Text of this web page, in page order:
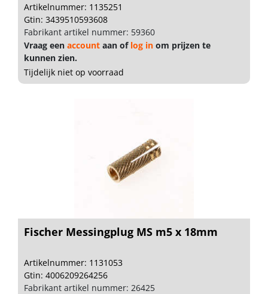
Artikelnummer: 1135251
Gtin: 3439510593608
Fabrikant artikel nummer: 59360
Vraag een account aan of log in om prijzen te
kunnen zien.
Tijdelijk niet op voorraad
Fischer Messingplug MS m5 x 18mm
Artikelnummer: 1131053
Gtin: 4006209264256
Fabrikant artikel nummer: 26425